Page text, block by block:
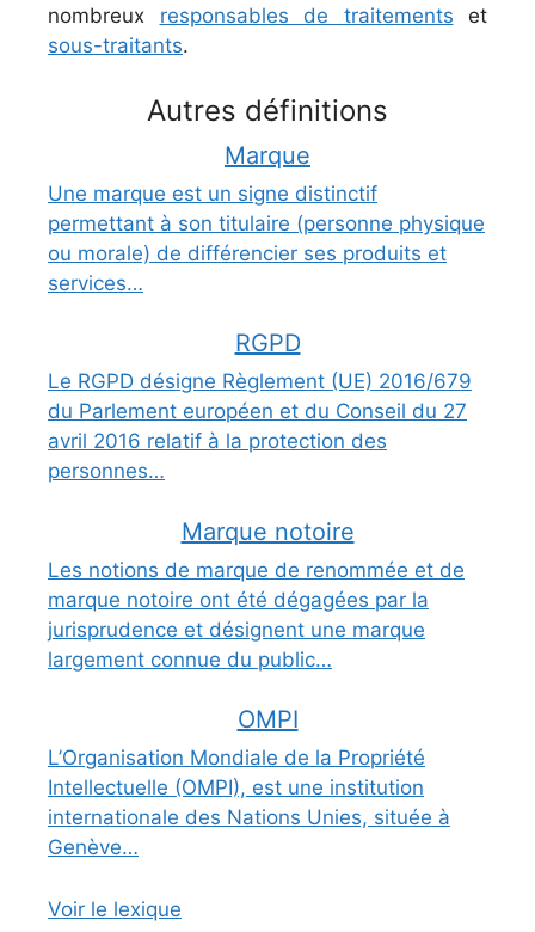
nombreux responsables de traitements et
sous-traitants.
Autres définitions
Marque
Une marque est un signe distinctif
permettant à son titulaire (personne physique
ou morale) de différencier ses produits et
services…
RGPD
Le RGPD désigne Règlement (UE) 2016/679
du Parlement européen et du Conseil du 27
avril 2016 relatif à la protection des
personnes…
Marque notoire
Les notions de marque de renommée et de
marque notoire ont été dégagées par la
jurisprudence et désignent une marque
largement connue du public…
OMPI
L’Organisation Mondiale de la Propriété
Intellectuelle (OMPI), est une institution
internationale des Nations Unies, située à
Genève…
Voir le lexique